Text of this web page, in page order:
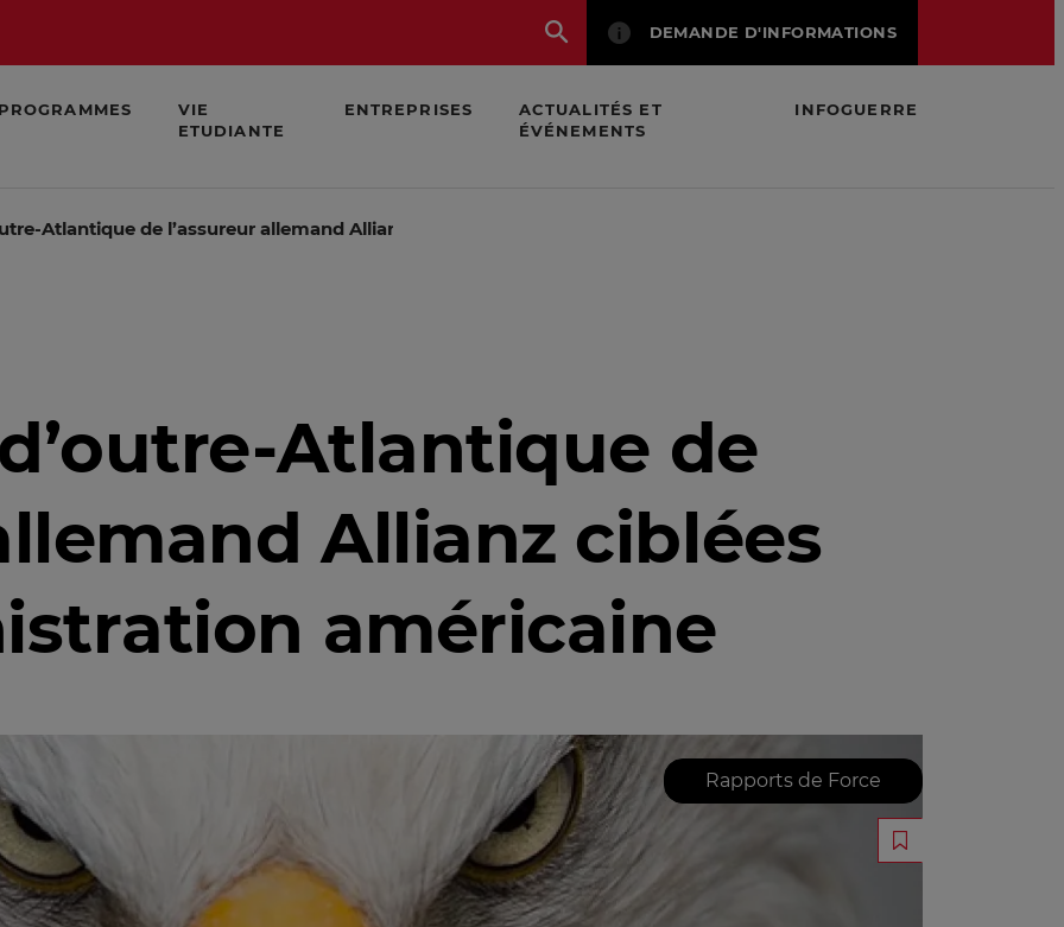
DEMANDE D'INFORMATIONS
PROGRAMMES
VIE
ETUDIANTE
ENTREPRISES
ACTUALITÉS ET
ÉVÉNEMENTS
INFOGUERRE
Atlantique de l’assureur allemand Allianz ciblées par l’administration américaine
Atlantique de
Allianz ciblées
américaine
Rapports de Force